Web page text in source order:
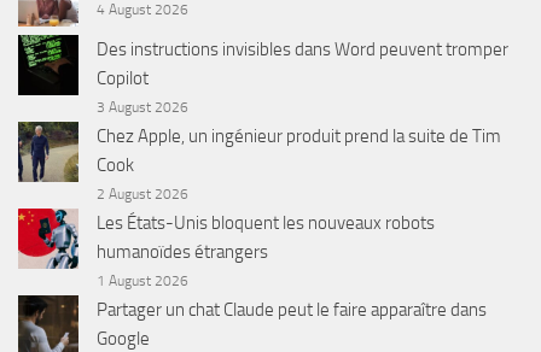
4 August 2026
Des instructions invisibles dans Word peuvent tromper
Copilot
3 August 2026
Chez Apple, un ingénieur produit prend la suite de Tim
Cook
2 August 2026
Les États-Unis bloquent les nouveaux robots
humanoïdes étrangers
1 August 2026
Partager un chat Claude peut le faire apparaître dans
Google